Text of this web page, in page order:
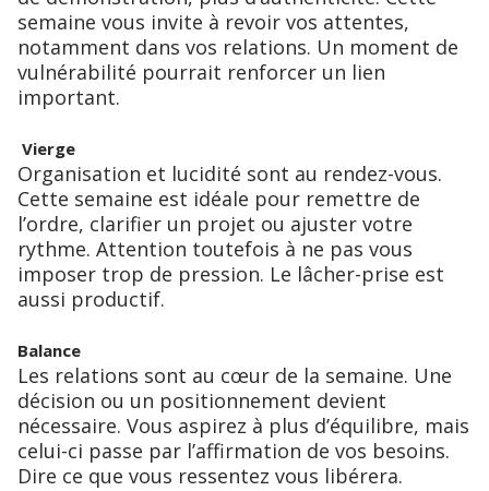
semaine vous invite à revoir vos attentes,
notamment dans vos relations. Un moment de
vulnérabilité pourrait renforcer un lien
important.
Vierge
Organisation et lucidité sont au rendez-vous.
Cette semaine est idéale pour remettre de
l’ordre, clarifier un projet ou ajuster votre
rythme. Attention toutefois à ne pas vous
imposer trop de pression. Le lâcher-prise est
aussi productif.
Balance
Les relations sont au cœur de la semaine. Une
décision ou un positionnement devient
nécessaire. Vous aspirez à plus d’équilibre, mais
celui-ci passe par l’affirmation de vos besoins.
Dire ce que vous ressentez vous libérera.